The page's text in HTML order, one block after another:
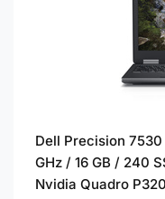
Dell Precision
GHz / 16 GB / 240
Nvidia Quadro